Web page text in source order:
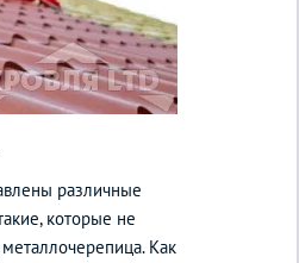
различные
которые не
Как